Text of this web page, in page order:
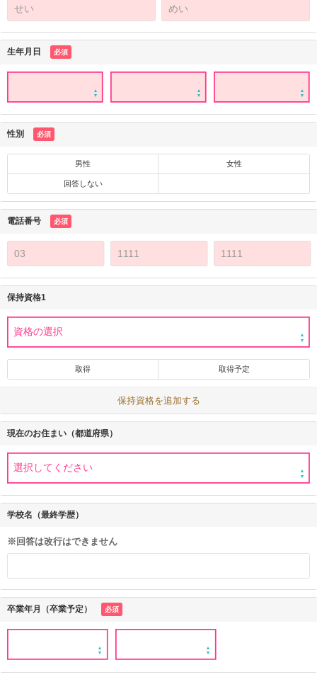
生年月日 必須
性別 必須
男性 女性
回答しない
電話番号 必須
保持資格1
取得 取得予定
保持資格を追加する
現在のお住まい（都道府県）
学校名（最終学歴）
※回答は改行はできません
卒業年月（卒業予定） 必須